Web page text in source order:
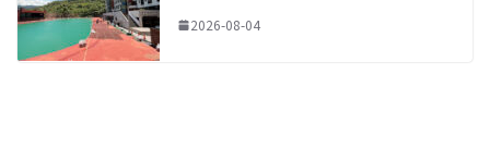
2026-08-04